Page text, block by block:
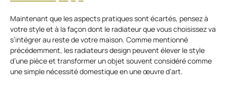
Maintenant que les aspects pratiques sont écartés, pensez à
votre style et à la façon dont le radiateur que vous choisissez va
s’intégrer au reste de votre maison. Comme mentionné
précédemment, les radiateurs design peuvent élever le style
d’une pièce et transformer un objet souvent considéré comme
une simple nécessité domestique en une œuvre d’art.